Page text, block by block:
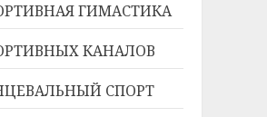
ГИМАСТИКА
КАНАЛОВ
СПОРТ